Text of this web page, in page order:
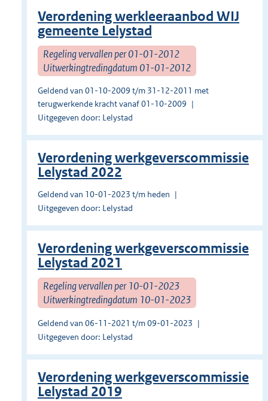
Verordening werkleeraanbod WIJ
gemeente Lelystad
Regeling vervallen per 01-01-2012
Uitwerkingtredingdatum 01-01-2012
Geldend van 01-10-2009 t/m 31-12-2011 met
terugwerkende kracht vanaf 01-10-2009
Uitgegeven door: Lelystad
Verordening werkgeverscommissie
Lelystad 2022
Geldend van 10-01-2023 t/m heden
Uitgegeven door: Lelystad
Verordening werkgeverscommissie
Lelystad 2021
Regeling vervallen per 10-01-2023
Uitwerkingtredingdatum 10-01-2023
Geldend van 06-11-2021 t/m 09-01-2023
Uitgegeven door: Lelystad
Verordening werkgeverscommissie
Lelystad 2019